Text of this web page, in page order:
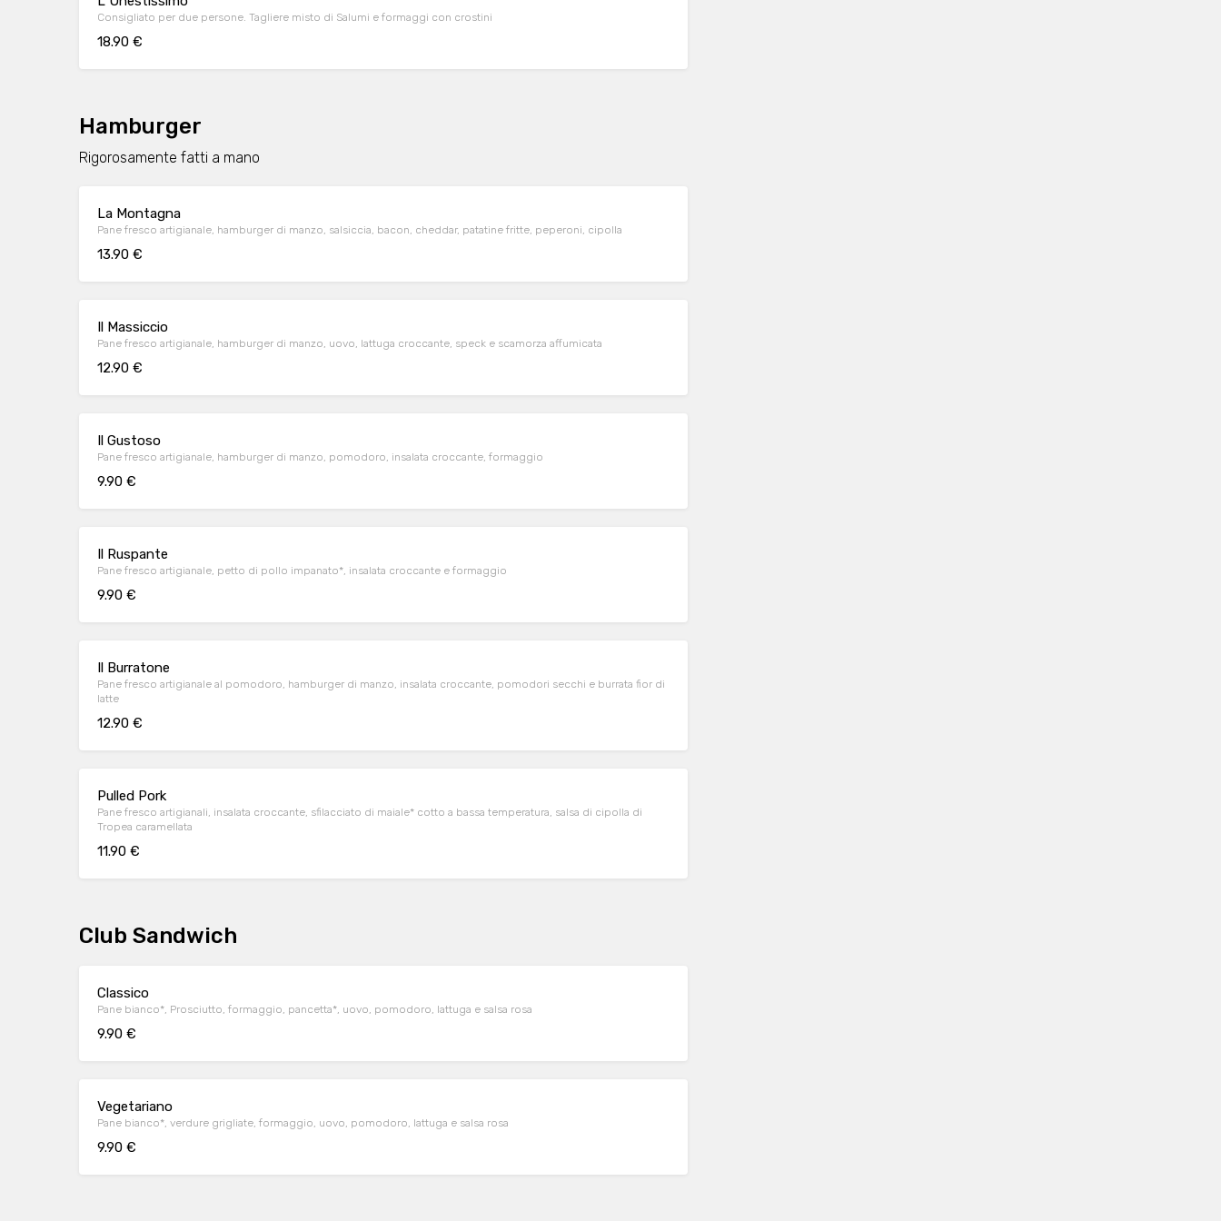
Consigliato per due persone. Tagliere misto di Salumi e formaggi con crostini
18.90 €
Hamburger
Rigorosamente fatti a mano
La Montagna
Pane fresco artigianale, hamburger di manzo, salsiccia, bacon, cheddar, patatine fritte, peperoni, cipolla
13.90 €
Il Massiccio
Pane fresco artigianale, hamburger di manzo, uovo, lattuga croccante, speck e scamorza affumicata
12.90 €
Il Gustoso
Pane fresco artigianale, hamburger di manzo, pomodoro, insalata croccante, formaggio
9.90 €
Il Ruspante
Pane fresco artigianale, petto di pollo impanato*, insalata croccante e formaggio
9.90 €
Il Burratone
Pane fresco artigianale al pomodoro, hamburger di manzo, insalata croccante, pomodori secchi e burrata fior di
latte
12.90 €
Pulled Pork
Pane fresco artigianali, insalata croccante, sfilacciato di maiale* cotto a bassa temperatura, salsa di cipolla di
Tropea caramellata
11.90 €
Club Sandwich
Classico
Pane bianco*, Prosciutto, formaggio, pancetta*, uovo, pomodoro, lattuga e salsa rosa
9.90 €
Vegetariano
Pane bianco*, verdure grigliate, formaggio, uovo, pomodoro, lattuga e salsa rosa
9.90 €